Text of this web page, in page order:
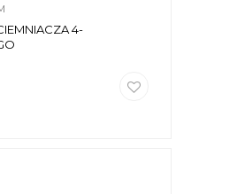
4-